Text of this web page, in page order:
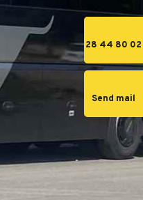
28 44 80 02
Send mail